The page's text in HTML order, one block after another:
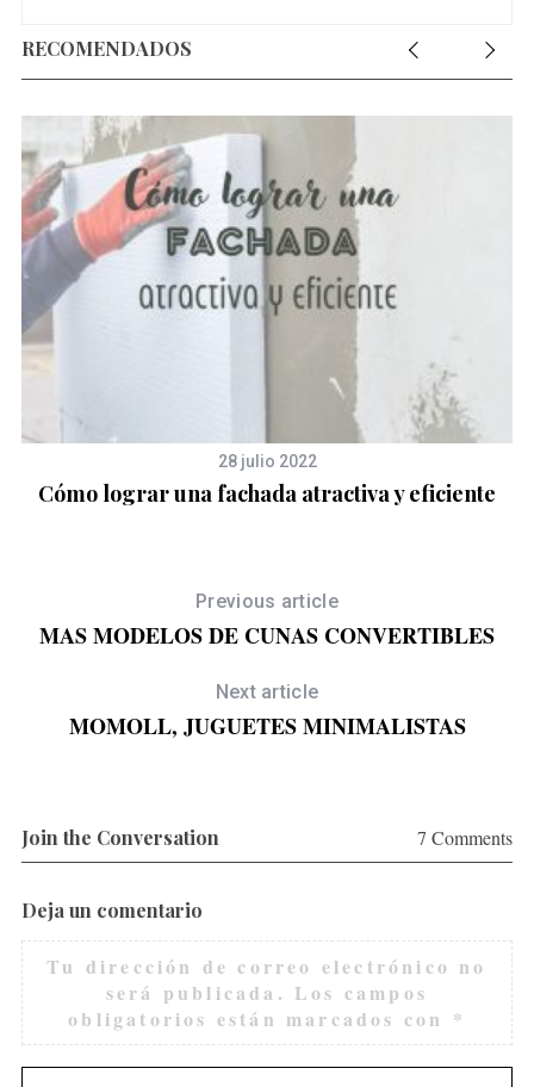
RECOMENDADOS
28 julio 2022
Cómo lograr una fachada atractiva y eficiente
Previous article
MAS MODELOS DE CUNAS CONVERTIBLES
Next article
MOMOLL, JUGUETES MINIMALISTAS
Join the Conversation 7 Comments
Deja un comentario
Tu dirección de correo electrónico no
será publicada. Los campos
obligatorios están marcados con *